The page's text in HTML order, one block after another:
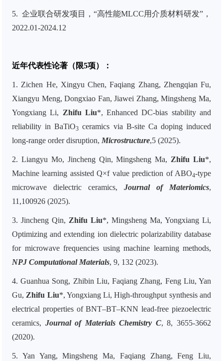
5. 企业联合研发项目，“高性能MLCC用介质材料研发”，
2022.01-2024.12
近年代表性论著（限5项）：
1. Zichen He, Xingyu Chen, Faqiang Zhang, Zhengqian Fu,
Xiangyu Meng, Dongxiao Fan, Jiawei Zhang, Mingsheng Ma,
Yongxiang Li, Zhifu Liu*, Enhanced DC-bias stability and
reliability in BaTiO3 ceramics via B-site Ca doping induced
long-range order disruption, Microstructure,5 (2025).
2. Liangyu Mo, Jincheng Qin, Mingsheng Ma, Zhifu Liu*,
Machine learning assisted Q×f value prediction of ABO4-type
microwave dielectric ceramics, Journal of Materiomics,
11,100926 (2025).
3. Jincheng Qin, Zhifu Liu*, Mingsheng Ma, Yongxiang Li,
Optimizing and extending ion dielectric polarizability database
for microwave frequencies using machine learning methods,
NPJ Computational Materials, 9, 132 (2023).
4. Guanhua Song, Zhibin Liu, Faqiang Zhang, Feng Liu, Yan
Gu, Zhifu Liu*, Yongxiang Li, High-throughput synthesis and
electrical properties of BNT–BT–KNN lead-free piezoelectric
ceramics, Journal of Materials Chemistry C, 8, 3655-3662
(2020).
5. Yan Yang, Mingsheng Ma, Faqiang Zhang, Feng Liu,